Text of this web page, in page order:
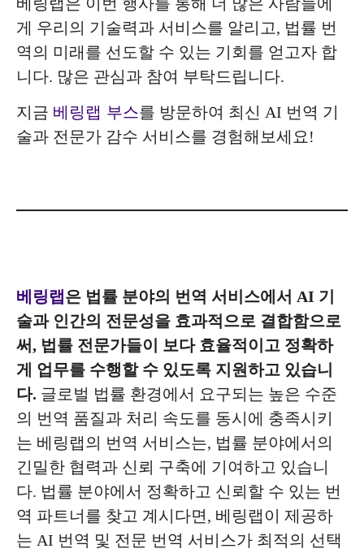
게 우리의 기술력과 서비스를 알리고, 법률 번
역의 미래를 선도할 수 있는 기회를 얻고자 합
니다. 많은 관심과 참여 부탁드립니다.
지금 베링랩 부스를 방문하여 최신 AI 번역 기
술과 전문가 감수 서비스를 경험해보세요!
베링랩은 법률 분야의 번역 서비스에서 AI 기
술과 인간의 전문성을 효과적으로 결합함으로
써, 법률 전문가들이 보다 효율적이고 정확하
게 업무를 수행할 수 있도록 지원하고 있습니
다. 글로벌 법률 환경에서 요구되는 높은 수준
의 번역 품질과 처리 속도를 동시에 충족시키
는 베링랩의 번역 서비스는, 법률 분야에서의
긴밀한 협력과 신뢰 구축에 기여하고 있습니
다. 법률 분야에서 정확하고 신뢰할 수 있는 번
역 파트너를 찾고 계시다면, 베링랩이 제공하
는 AI 번역 및 전문 번역 서비스가 최적의 선택